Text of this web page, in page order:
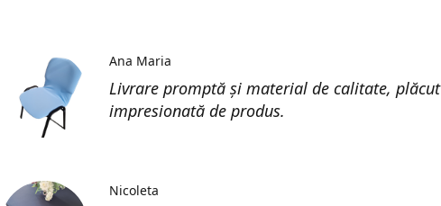
Livrare promptă și material de calitate, plăcut
impresionată de produs.
Ana Maria
Nicoleta